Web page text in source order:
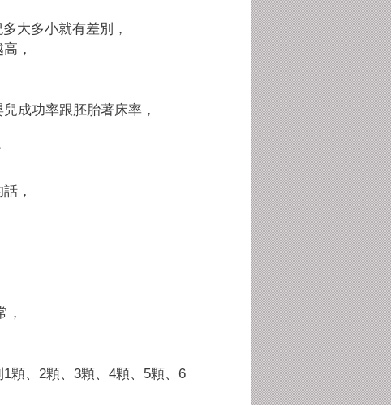
大多小就有差別，
，
成功率跟胚胎著床率，
，
，
顆、2顆、 3顆、4顆、5顆、6